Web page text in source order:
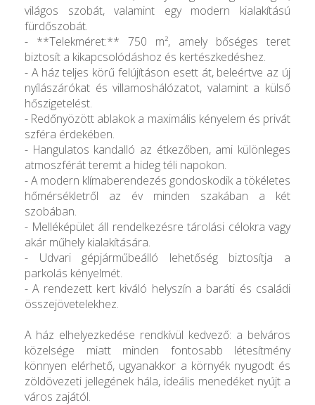
világos szobát, valamint egy modern kialakítású
fürdőszobát.
- **Telekméret:** 750 m², amely bőséges teret
biztosít a kikapcsolódáshoz és kertészkedéshez.
- A ház teljes körű felújításon esett át, beleértve az új
nyílászárókat és villamoshálózatot, valamint a külső
hőszigetelést.
- Redőnyözött ablakok a maximális kényelem és privát
szféra érdekében.
- Hangulatos kandalló az étkezőben, ami különleges
atmoszférát teremt a hideg téli napokon.
- A modern klímaberendezés gondoskodik a tökéletes
hőmérsékletről az év minden szakában a két
szobában.
- Melléképület áll rendelkezésre tárolási célokra vagy
akár műhely kialakítására.
- Udvari gépjárműbeálló lehetőség biztosítja a
parkolás kényelmét.
- A rendezett kert kiváló helyszín a baráti és családi
összejövetelekhez.
A ház elhelyezkedése rendkívül kedvező: a belváros
közelsége miatt minden fontosabb létesítmény
könnyen elérhető, ugyanakkor a környék nyugodt és
zöldövezeti jellegének hála, ideális menedéket nyújt a
város zajától.